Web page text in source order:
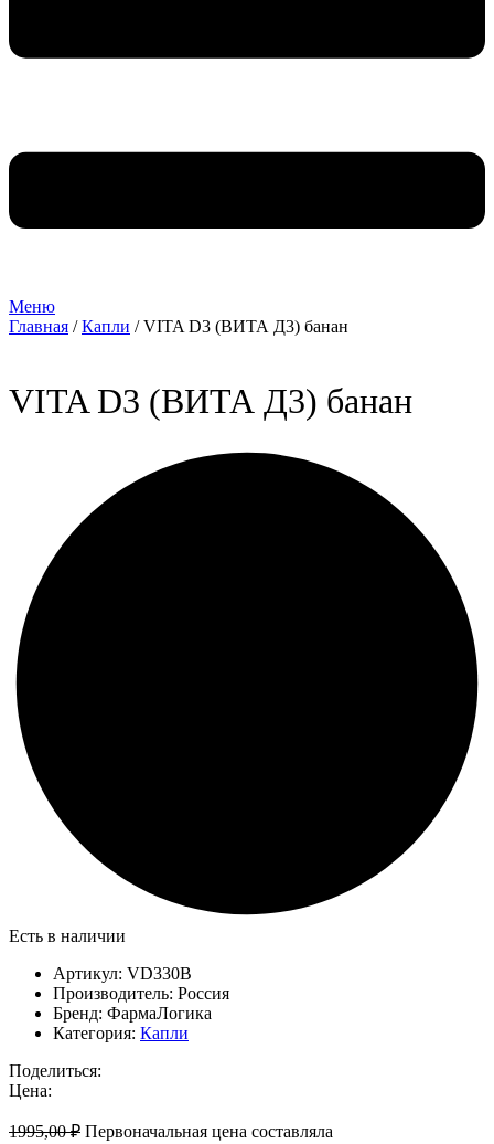
Меню
Главная /Капли / VITA D3 (ВИТА Д3) банан
VITA D3 (ВИТА Д3) банан
Есть в наличии
Артикул: VD330B
Производитель: Россия
Бренд: ФармаЛогика
Категория: Капли
Поделиться:
Цена:
1995,00₽ Первоначальная цена составляла